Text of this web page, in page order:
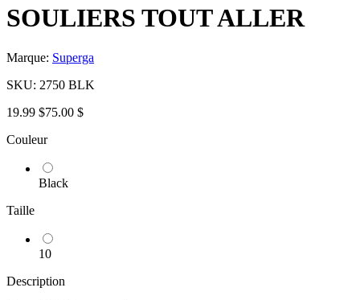
SOULIERS TOUT ALLER
Marque: Superga
SKU: 2750 BLK
19.99 $75.00 $
Couleur
Black
Taille
10
Description